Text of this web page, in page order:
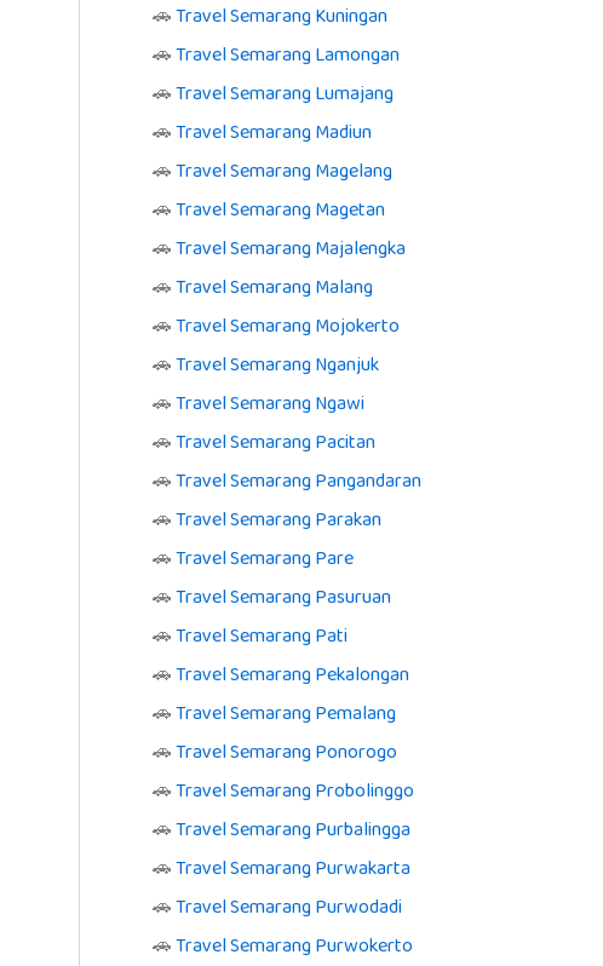
🚗Travel Semarang Kuningan
🚗Travel Semarang Lamongan
🚗Travel Semarang Lumajang
🚗Travel Semarang Madiun
🚗Travel Semarang Magelang
🚗Travel Semarang Magetan
🚗Travel Semarang Majalengka
🚗Travel Semarang Malang
🚗Travel Semarang Mojokerto
🚗Travel Semarang Nganjuk
🚗Travel Semarang Ngawi
🚗Travel Semarang Pacitan
🚗Travel Semarang Pangandaran
🚗Travel Semarang Parakan
🚗Travel Semarang Pare
🚗Travel Semarang Pasuruan
🚗Travel Semarang Pati
🚗Travel Semarang Pekalongan
🚗Travel Semarang Pemalang
🚗Travel Semarang Ponorogo
🚗Travel Semarang Probolinggo
🚗Travel Semarang Purbalingga
🚗Travel Semarang Purwakarta
🚗Travel Semarang Purwodadi
🚗Travel Semarang Purwokerto